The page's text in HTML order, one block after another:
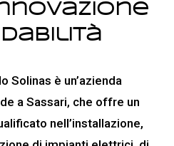
Solinas è un’azienda
a Sassari, che offre un
nell’installazione,